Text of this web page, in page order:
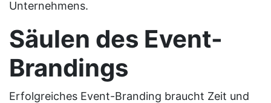
Unternehmens.
Säulen des Event-
Brandings
Erfolgreiches Event-Branding braucht Zeit und